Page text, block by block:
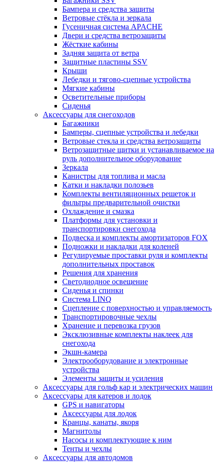
Бампера и средства защиты
Ветровые стёкла и зеркала
Гусеничная система APACHE
Двери и средства ветрозащиты
Жёсткие кабины
Задняя защита от ветра
Защитные пластины SSV
Крыши
Лебедки и тягово-сцепные устройства
Мягкие кабины
Осветительные приборы
Сиденья
Аксессуары для снегоходов
Багажники
Бамперы, сцепные устройства и лебедки
Ветровые стекла и средства ветрозащиты
Ветрозащитные щитки и устанавливаемое на
руль дополнительное оборудование
Зеркала
Канистры для топлива и масла
Катки и накладки полозьев
Комплекты вентиляционных решеток и
фильтры предварительной очистки
Охлаждение и смазка
Платформы для установки и
транспортировки снегохода
Подвеска и комплекты амортизаторов FOX
Подножки и накладки для коленей
Регулируемые проставки руля и комплекты
дополнительных проставок
Решения для хранения
Светодиодное освещение
Сиденья и спинки
Система LINQ
Сцепление с поверхностью и управляемость
Транспортировочные чехлы
Хранение и перевозка грузов
Эксклюзивные комплекты наклеек для
снегохода
Экшн-камера
Электрооборудование и электронные
устройства
Элементы защиты и усиления
Аксессуары для гольф кар и электрических машин
Аксессуары для катеров и лодок
GPS и навигаторы
Аксессуары для лодок
Кранцы, канаты, якоря
Магнитолы
Насосы и комплектующие к ним
Тенты и чехлы
Аксессуары для автодомов